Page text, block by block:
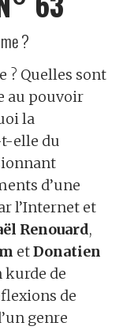
?
? Quelles sont
au pouvoir
la
elle du
d’une
l’Internet et
Renouard,
etDonatien
kurde de
de
genre